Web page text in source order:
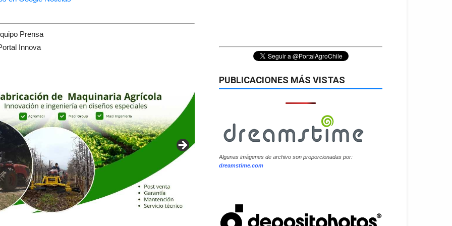
Prensa
Innova
PUBLICACIONES MÁS VISTAS
Algunas imágenes de archivo son proporcionadas por:
dreamstime.com